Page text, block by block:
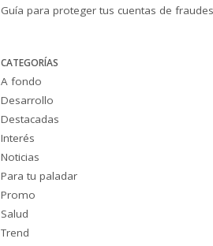
Guía para proteger tus cuentas de fraudes
CATEGORÍAS
A fondo
Desarrollo
Destacadas
Interés
Noticias
Para tu paladar
Promo
Salud
Trend